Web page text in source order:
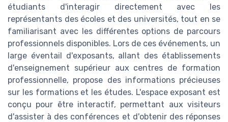
étudiants d'interagir directement avec les
représentants des écoles et des universités, tout en se
familiarisant avec les différentes options de parcours
professionnels disponibles. Lors de ces événements, un
large éventail d'exposants, allant des établissements
d'enseignement supérieur aux centres de formation
professionnelle, propose des informations précieuses
sur les formations et les études. L'espace exposant est
conçu pour être interactif, permettant aux visiteurs
d'assister à des conférences et d'obtenir des réponses